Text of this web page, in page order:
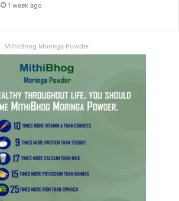
1 week ago
MithiBhog Moringa Powder